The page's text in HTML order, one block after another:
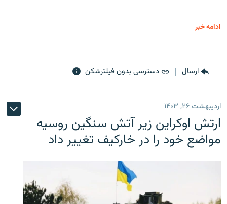
ادامه خبر
ارسال دسترسی بدون فیلترشکن
اردیبهشت ۲۶, ۱۴۰۳
ارتش اوکراین زیر آتش سنگین روسیه
مواضع خود را در خارکیف تغییر داد